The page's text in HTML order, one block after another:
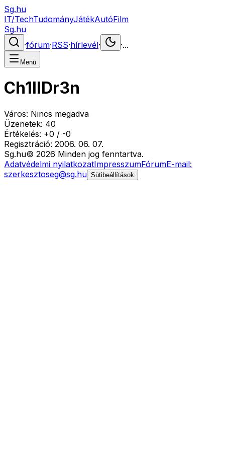
Sg.hu
IT/TechTudományJátékAutóFilm
Sg.hu
·fórum·RSS·hírlevél· ·...
Menü
Ch1llDr3n
Város: Nincs megadva
Üzenetek: 40
Értékelés: +0 / -0
Regisztráció: 2006. 06. 07.
Sg.hu© 2026 Minden jog fenntartva.
Adatvédelmi nyilatkozatImpresszumFórumE-mail:
szerkesztoseg@sg.hu Sütibeállítások